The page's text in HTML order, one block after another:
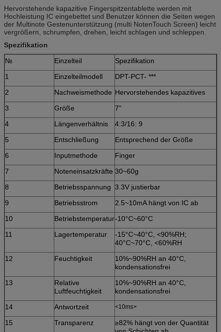
Hervorstehende kapazitive Fingerspitzentablette werden mit
Hochleistung IC eingebettet und Benutzer können die Seiten wegen
der Multinote Gestenunterstützung (multi NotenTouch Screen) leicht
vergrößern, schrumpfen, drehen, leicht schlagen und schleppen.
Spezifikation
№
Einzelteil
Spezifikation
1
Einzelteilmodell
DPT-PCT- ***
2
Nachweismethode Hervorstehendes kapazitives
3
Größe
7"
4
Längenverhältnis
4:3/16: 9
5
Entschließung
Entsprechend der Größe
6
Inputmethode
Finger
7
Noteneinsatzkräfte 30~60g
8
Betriebsspannung 3.3V justierbar
9
Betriebsstrom
2.5~10mA hängt von IC ab
10
Betriebstemperatur-10°C~60°C
11
Lagertemperatur
-15°C~40°C, <90%RH;
40°C~70°C, <60%RH
12
Feuchtigkeit
10%~90%RH an 40°C,
kondensationsfrei
13
Relative
Luftfeuchtigkeit
10%~90%RH an 40°C,
kondensationsfrei
14
Antwortzeit <10ms>
15 Transparenz
≥82% hängt von der Quantität